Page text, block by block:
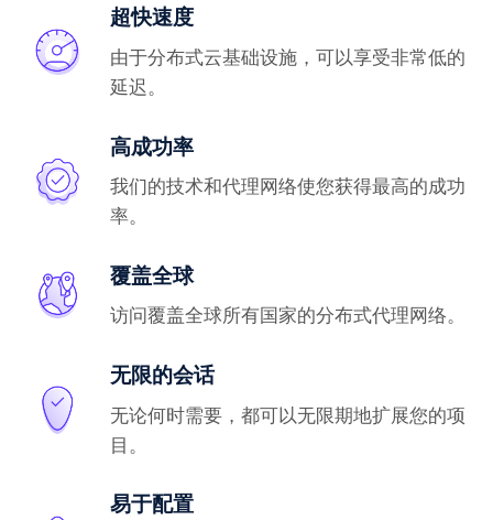
超快速度
由于分布式云基础设施，可以享受非常低的
延迟。
高成功率
我们的技术和代理网络使您获得最高的成功
率。
覆盖全球
访问覆盖全球所有国家的分布式代理网络。
无限的会话
无论何时需要，都可以无限期地扩展您的项
目。
易于配置